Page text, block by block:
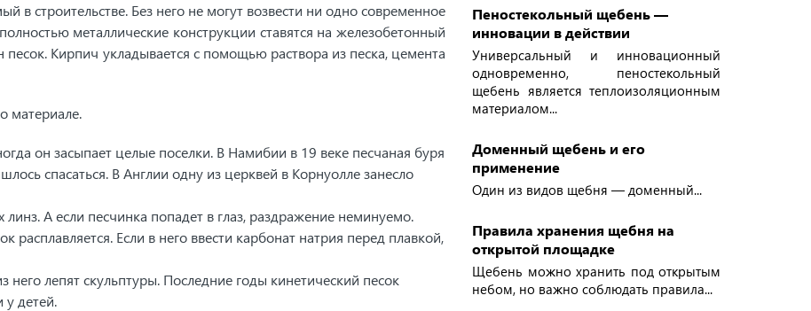
в строительстве. Без него не могут возвести ни одно современное
металлические конструкции ставятся на железобетонный
Кирпич укладывается с помощью раствора из песка, цемента
материале.
он засыпает целые поселки. В Намибии в 19 веке песчаная буря
спасаться. В Англии одну из церквей в Корнуолле занесло
линз. А если песчинка попадет в глаз, раздражение неминуемо.
расплавляется. Если в него ввести карбонат натрия перед плавкой,
лепят скульптуры. Последние годы кинетический песок
у детей.
Пеностекольный щебень —
инновации в действии
Универсальный и инновационный
одновременно, пеностекольный
щебень является теплоизоляционным
материалом...
Доменный щебень и его
применение
Один из видов щебня — доменный...
Правила хранения щебня на
открытой площадке
Щебень можно хранить под открытым
небом, но важно соблюдать правила...